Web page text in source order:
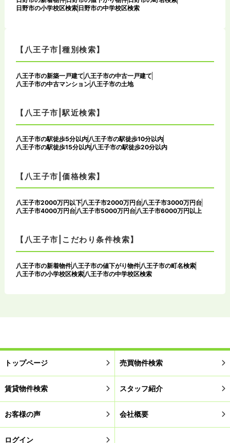
日野市の小学校区検索 日野市の中学校区検索
【八王子市|種別検索】
八王子市の新築一戸建て 八王子市の中古一戸建て
八王子市の中古マンション 八王子市の土地
【八王子市|駅近検索】
八王子市の駅徒歩5分以内八王子市の駅徒歩10分以内
八王子市の駅徒歩15分以内八王子市の駅徒歩20分以内
【八王子市|価格検索】
八王子市2000万円以下 八王子市2000万円台 八王子市3000万円台
八王子市4000万円台 八王子市5000万円台 八王子市6000万円以上
【八王子市|こだわり条件検索】
八王子市の新着物件 八王子市の値下がり物件 八王子市の町名検索
八王子市の小学校区検索 八王子市の中学校区検索
トップページ 売買物件検索
賃貸物件検索 スタッフ紹介
お客様の声 会社概要
ログイン